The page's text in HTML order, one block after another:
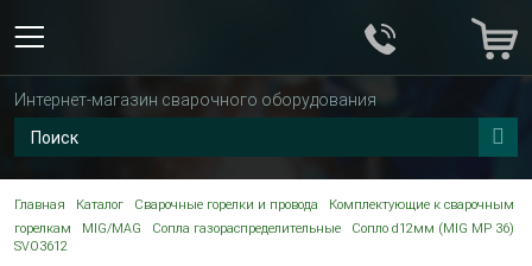
Интернет-магазин сварочного оборудования
Главная Каталог Сварочные горелки и провода
Комплектующие к сварочным
горелкам
MIG/MAG Сопла газораспределительные
Сопло d12мм (MIG MP 36)
SVO3612